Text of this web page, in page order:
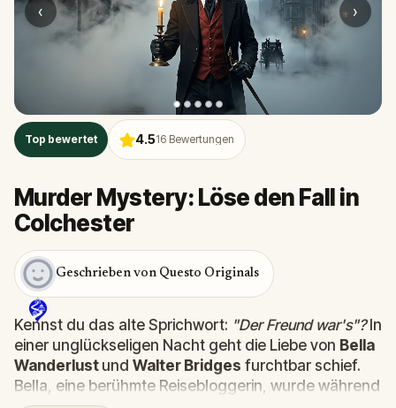
‹ ›
Top bewertet 4.516 Bewertungen
Murder Mystery: Löse den Fall in
Colchester
Geschrieben von Questo Originals
Kennst du das alte Sprichwort: "Der Freund war's"?In
einer unglückseligen Nacht geht die Liebe von Bella
Wanderlust und Walter Bridges furchtbar schief.
Bella, eine berühmte Reisebloggerin, wurde während